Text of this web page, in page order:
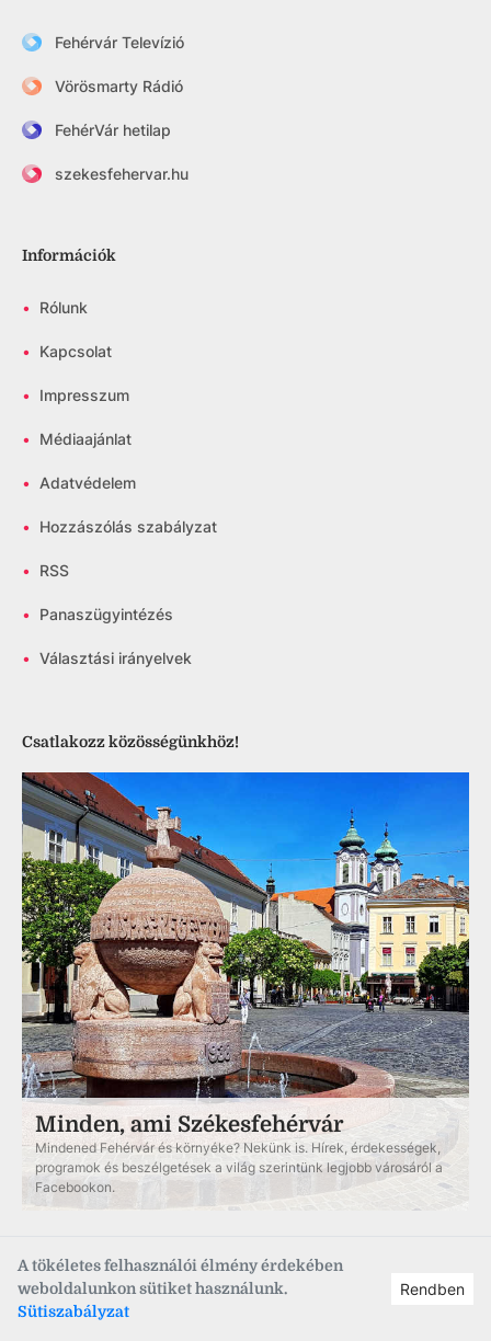
A tökéletes felhasználói élmény érdekében
weboldalunkon sütiket használunk.
Sütiszabályzat
Rendben
Fehérvár Televízió
Vörösmarty Rádió
FehérVár hetilap
szekesfehervar.hu
Információk
• Rólunk
• Kapcsolat
• Impresszum
• Médiaajánlat
• Adatvédelem
• Hozzászólás szabályzat
• RSS
• Panaszügyintézés
• Választási irányelvek
Csatlakozz közösségünkhöz!
Minden, ami Székesfehérvár
Mindened Fehérvár és környéke? Nekünk is. Hírek, érdekességek,
programok és beszélgetések a világ szerintünk legjobb városáról a
Facebookon.
Hírlevél
Iratkozz fel már most hamarosan induló heti hírlevelünkre!